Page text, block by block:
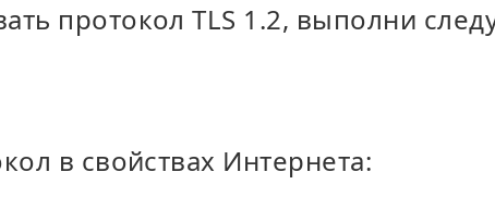
протокол TLS 1.2, выполни
в свойствах Интернета: